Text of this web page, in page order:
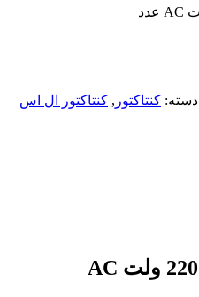
دسته: کنتاکتور , کنتاکتور ال اس